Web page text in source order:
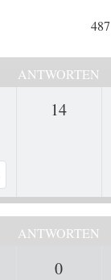
ANTWORTEN
14
ANTWORTEN
0